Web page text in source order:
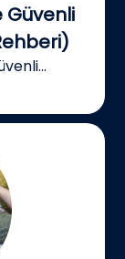
Güvenli